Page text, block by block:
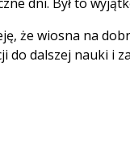
że wiosna na
do dalszej nauki i